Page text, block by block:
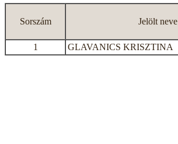
Sorszám Jelölt neve
1 GLAVANICS KRISZTINA